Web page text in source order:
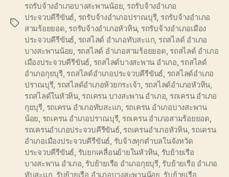
Tags
รถรับจ้างอำเภอบางสะพานน้อย รถรับจ้างอำเภอ
ประจวบคีรีขันธ์ รถรับจ้างอำเภอปราณบุรี, รถรับจ้างอำเภอ
สามร้อยยอด รถรับจ้างอำเภอหัวหิน, รถรับจ้างอำเภอเมือง
ประจวบคีรีขันธ์ รถสไลด์ อำเภอทับสะแก รถสไลด์ อำเภอ
บางสะพานน้อย รถสไลด์ อำเภอสามร้อยยอด รถสไลด์ อำเภอ
เมืองประจวบคีรีขันธ์ รถสไลด์บางสะพาน อำเภอ รถสไลด์
อำเภอกุยบุรี, รถสไลด์อำเภอประจวบคีรีขันธ์ รถสไลด์อำเภอ
ปราณบุรี, รถสไลด์อำเภอห้วยกระเจ้า รถสไลด์อำเภอหัวหิน
รถสไลด์ในหัวหิน, รถเครน บางสะพาน อำเภอ รถเครน อำเภอ
กุยบุรี รถเครน อำเภอทับสะแก รถเครน อำเภอบางสะพาน
น้อย รถเครน อำเภอปราณบุรี, รถเครน อำเภอสามร้อยยอด
รถเครนอำเภอประจวบคีรีขันธ์, รถเครนอำเภอหัวหิน, รถเครน
อำเภอเมืองประจวบคีรีขันธ์ รับจ้างทุกตำบลในจังหวัด
ประจวบคีรีขันธ์ รับยกเคลื่อนย้ายในหัวหิน รับย้ายเรือ
บางสะพาน อำเภอ รับย้ายเรือ อำเภอกุยบุรี, รับย้ายเรือ อำเภอ
ทับสะแก รับย้ายเรือ อำเภอบางสะพานน้อย รับย้ายเรือ